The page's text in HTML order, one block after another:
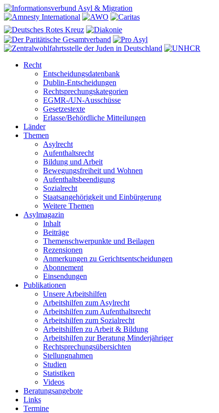
Recht
Entscheidungsdatenbank
Dublin-Entscheidungen
Rechtsprechungskategorien
EGMR-/UN-Ausschüsse
Gesetzestexte
Erlasse/Behördliche Mitteilungen
Länder
Themen
Asylrecht
Aufenthaltsrecht
Bildung und Arbeit
Bewegungsfreiheit und Wohnen
Aufenthaltsbeendigung
Sozialrecht
Staatsangehörigkeit und Einbürgerung
Weitere Themen
Asylmagazin
Inhalt
Beiträge
Themenschwerpunkte und Beilagen
Rezensionen
Anmerkungen zu Gerichtsentscheidungen
Abonnement
Einsendungen
Publikationen
Unsere Arbeitshilfen
Arbeitshilfen zum Asylrecht
Arbeitshilfen zum Aufenthaltsrecht
Arbeitshilfen zum Sozialrecht
Arbeitshilfen zu Arbeit & Bildung
Arbeitshilfen zur Beratung Minderjähriger
Rechtsprechungsübersichten
Stellungnahmen
Studien
Statistiken
Videos
Beratungsangebote
Links
Termine